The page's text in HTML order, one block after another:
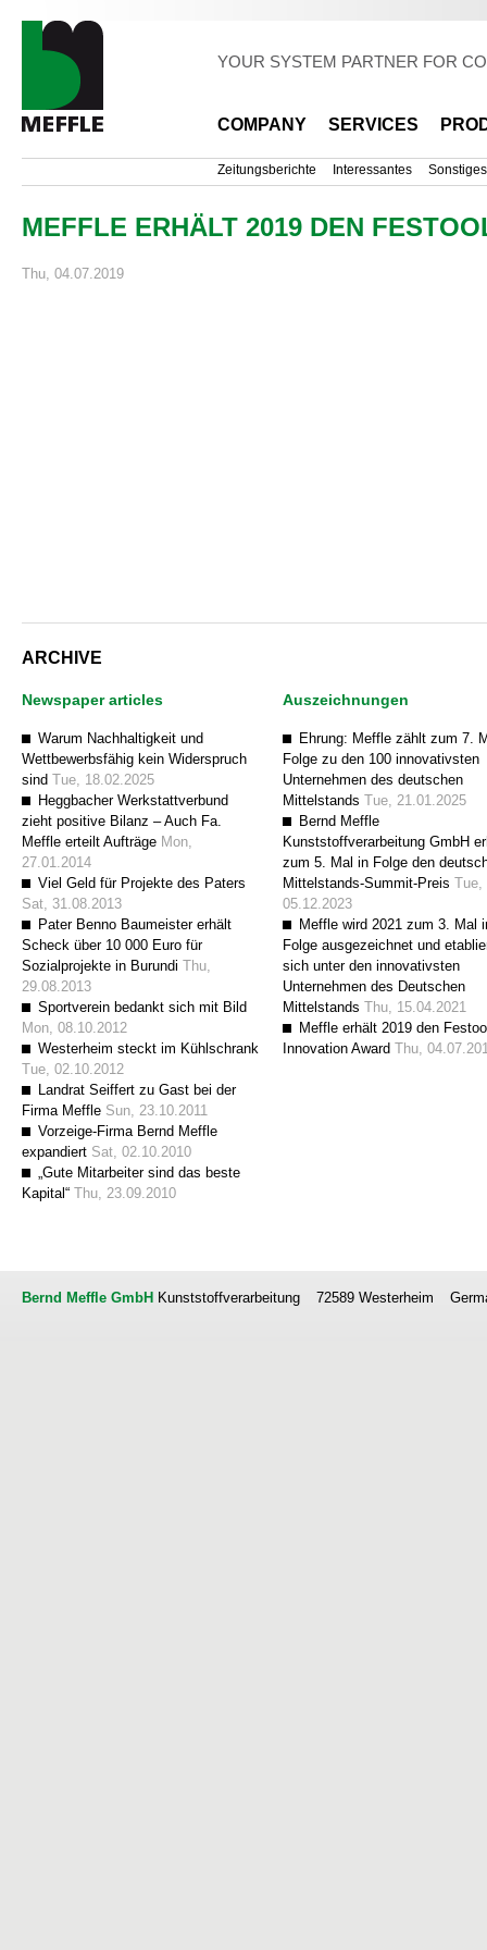
YOUR SYSTEM PARTNER FOR
COMPANY SERVICES
Zeitungsberichte Interessantes Sonstiges
MEFFLE ERHÄLT 2019 DEN
Thu, 04.07.2019
ARCHIVE
Newspaper articles
Warum Nachhaltigkeit und
Wettbewerbsfähig kein Widerspruch
sind Tue, 18.02.2025
Heggbacher Werkstattverbund
zieht positive Bilanz – Auch Fa.
Meffle erteilt Aufträge Mon,
27.01.2014
Viel Geld für Projekte des Paters
Sat, 31.08.2013
Pater Benno Baumeister erhält
Scheck über 10 000 Euro für
Sozialprojekte in Burundi Thu,
29.08.2013
Sportverein bedankt sich mit Bild
Mon, 08.10.2012
Westerheim steckt im Kühlschrank
Tue, 02.10.2012
Landrat Seiffert zu Gast bei der
Firma Meffle Sun, 23.10.2011
Vorzeige-Firma Bernd Meffle
expandiert Sat, 02.10.2010
„Gute Mitarbeiter sind das beste
Kapital“ Thu, 23.09.2010
Auszeichnungen
Ehrung: Meffle zählt zum 7.
Folge zu den 100 innovativsten
Unternehmen des deutschen
Mittelstands Tue, 21.01.2025
Bernd Meffle
Kunststoffverarbeitung GmbH
zum 5. Mal in Folge den
Mittelstands-Summit-Preis Tue,
05.12.2023
Meffle wird 2021 zum 3. Mal
Folge ausgezeichnet und
sich unter den innovativsten
Unternehmen des Deutschen
Mittelstands Thu, 15.04.2021
Meffle erhält 2019 den
Innovation Award Thu,
Bernd Meffle GmbH Kunststoffverarbeitung 72589 Westerheim